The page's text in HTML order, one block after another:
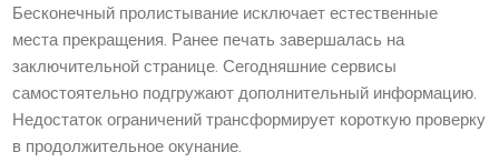
Бесконечный пролистывание исключает естественные
места прекращения. Ранее печать завершалась на
заключительной странице. Сегодняшние сервисы
самостоятельно подгружают дополнительный информацию.
Недостаток ограничений трансформирует короткую проверку
в продолжительное окунание.